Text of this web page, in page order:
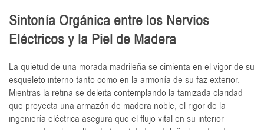
Sintonía Orgánica entre los Nervios
Eléctricos y la Piel de Madera
La quietud de una morada madrileña se cimienta en el vigor de su
esqueleto interno tanto como en la armonía de su faz exterior.
Mientras la retina se deleita contemplando la tamizada claridad
que proyecta una armazón de madera noble, el rigor de la
ingeniería eléctrica asegura que el flujo vital en su interior